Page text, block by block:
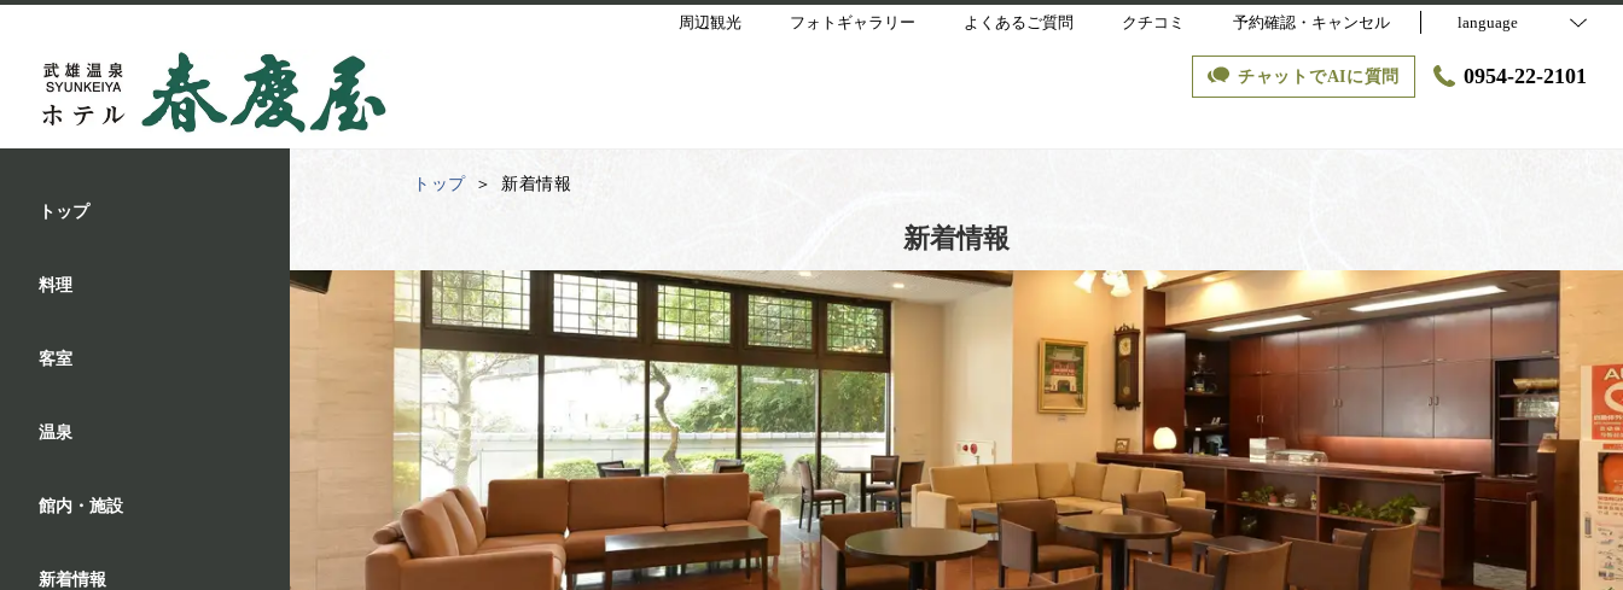
周辺観光 フォトギャラリー よくあるご質問 クチコミ 予約確認・キャンセル language
チャットでAIに質問 0954-22-2101
トップ
料理
客室
温泉
館内・施設
新着情報
トップ 新着情報
新着情報